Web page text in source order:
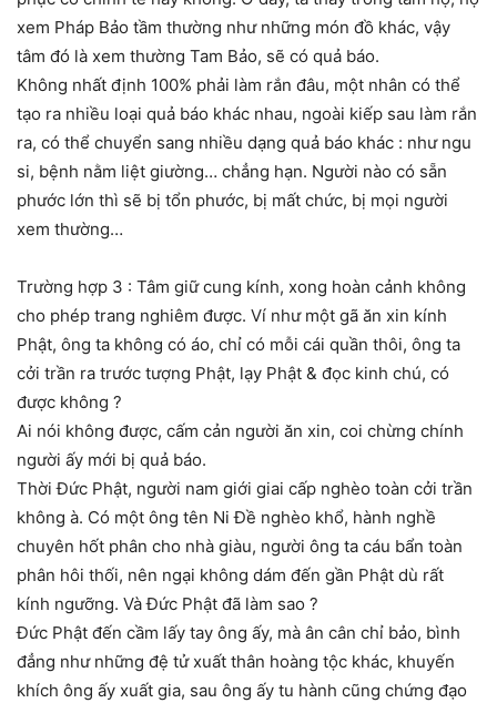
xem Pháp Bảo tầm thường như những món đồ khác, vậy
tâm đó là xem thường Tam Bảo, sẽ có quả báo.
Không nhất định 100% phải làm rắn đâu, một nhân có thể
tạo ra nhiều loại quả báo khác nhau, ngoài kiếp sau làm rắn
ra, có thể chuyển sang nhiều dạng quả báo khác : như ngu
si, bệnh nằm liệt giường… chẳng hạn. Người nào có sẵn
phước lớn thì sẽ bị tổn phước, bị mất chức, bị mọi người
xem thường…
Trường hợp 3 : Tâm giữ cung kính, xong hoàn cảnh không
cho phép trang nghiêm được. Ví như một gã ăn xin kính
Phật, ông ta không có áo, chỉ có mỗi cái quần thôi, ông ta
cởi trần ra trước tượng Phật, lạy Phật & đọc kinh chú, có
được không ?
Ai nói không được, cấm cản người ăn xin, coi chừng chính
người ấy mới bị quả báo.
Thời Đức Phật, người nam giới giai cấp nghèo toàn cởi trần
không à. Có một ông tên Ni Đề nghèo khổ, hành nghề
chuyên hốt phân cho nhà giàu, người ông ta cáu bẩn toàn
phân hôi thối, nên ngại không dám đến gần Phật dù rất
kính ngưỡng. Và Đức Phật đã làm sao ?
Đức Phật đến cầm lấy tay ông ấy, mà ân cân chỉ bảo, bình
đẳng như những đệ tử xuất thân hoàng tộc khác, khuyến
khích ông ấy xuất gia, sau ông ấy tu hành cũng chứng đạo